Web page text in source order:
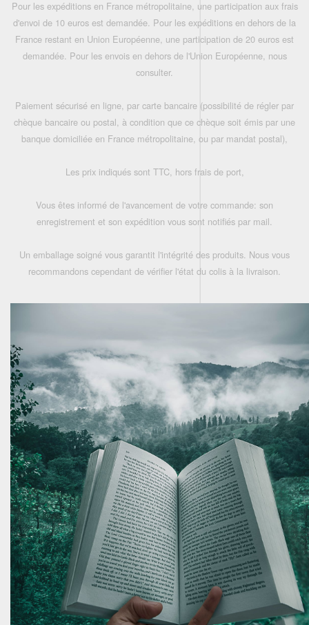
Pour les expéditions en France métropolitaine, une participation aux frais
d'envoi de 10 euros est demandée. Pour les expéditions en dehors de la
France restant en Union Européenne, une participation de 20 euros est
demandée. Pour les envois en dehors de l'Union Européenne, nous
consulter.
Paiement sécurisé en ligne, par carte bancaire (possibilité de régler par
chèque bancaire ou postal, à condition que ce chèque soit émis par une
banque domiciliée en France métropolitaine, ou par mandat postal),
Les prix indiqués sont TTC, hors frais de port,
Vous êtes informé de l'avancement de votre commande: son
enregistrement et son expédition vous sont notifiés par mail.
Un emballage soigné vous garantit l'intégrité des produits. Nous vous
recommandons cependant de vérifier l'état du colis à la livraison.